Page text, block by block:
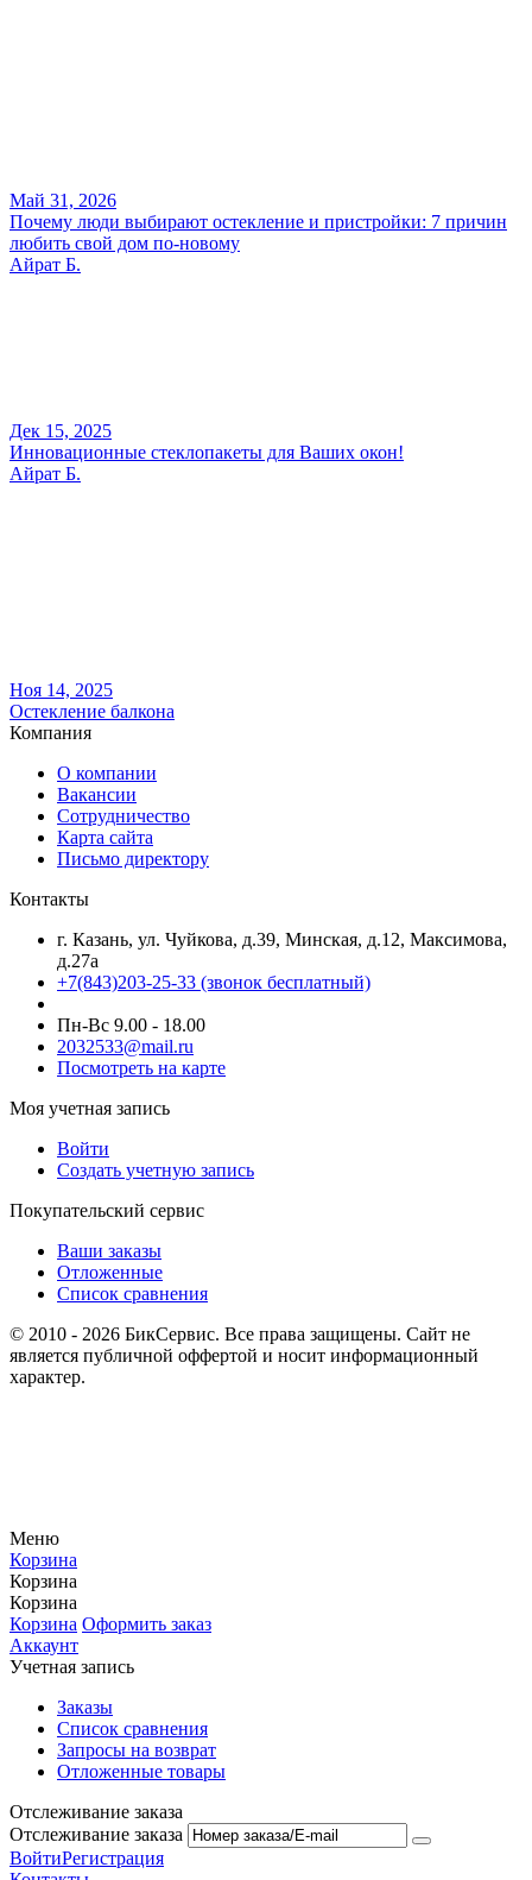
Май 31, 2026
Почему люди выбирают остекление и пристройки: 7 причин
любить свой дом по-новому
Айрат Б.
Дек 15, 2025
Инновационные стеклопакеты для Ваших окон!
Айрат Б.
Ноя 14, 2025
Остекление балкона
Компания
О компании
Вакансии
Сотрудничество
Карта сайта
Письмо директору
Контакты
г. Казань, ул. Чуйкова, д.39, Минская, д.12, Максимова,
д.27а
+7(843)203-25-33 (звонок бесплатный)
Пн-Вс 9.00 - 18.00
2032533@mail.ru
Посмотреть на карте
Моя учетная запись
Войти
Создать учетную запись
Покупательский сервис
Ваши заказы
Отложенные
Список сравнения
© 2010 - 2026 БикСервис. Все права защищены. Сайт не
является публичной оффертой и носит информационный
характер.
Меню
Корзина
Корзина
Корзина
Корзина Оформить заказ
Аккаунт
Учетная запись
Заказы
Список сравнения
Запросы на возврат
Отложенные товары
Отслеживание заказа
Отслеживание заказа
ВойтиРегистрация